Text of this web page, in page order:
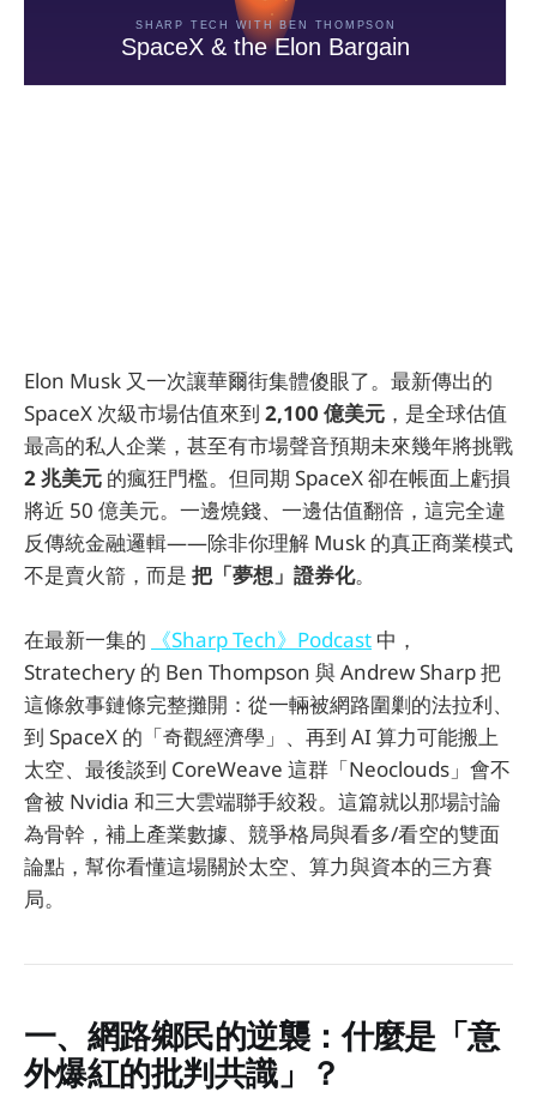
Elon Musk 又一次讓華爾街集體傻眼了。最新傳出的
SpaceX 次級市場估值來到 2,100 億美元 ，是全球估值
最高的私人企業，甚至有市場聲音預期未來幾年將挑戰
2 兆美元 的瘋狂門檻。但同期 SpaceX 卻在帳面上虧損
將近 50 億美元。一邊燒錢、一邊估值翻倍，這完全違
反傳統金融邏輯——除非你理解 Musk 的真正商業模式
不是賣火箭，而是 把「夢想」證券化。
在最新一集的 《Sharp Tech》Podcast 中，
Stratechery 的 Ben Thompson 與 Andrew Sharp 把
這條敘事鏈條完整攤開：從一輛被網路圍剿的法拉利、
到 SpaceX 的「奇觀經濟學」、再到 AI 算力可能搬上
太空、最後談到 CoreWeave 這群「Neoclouds」會不
會被 Nvidia 和三大雲端聯手絞殺。這篇就以那場討論
為骨幹，補上產業數據、競爭格局與看多/看空的雙面
論點，幫你看懂這場關於太空、算力與資本的三方賽
局。
一、網路鄉民的逆襲：什麼是「意
外爆紅的批判共識」？